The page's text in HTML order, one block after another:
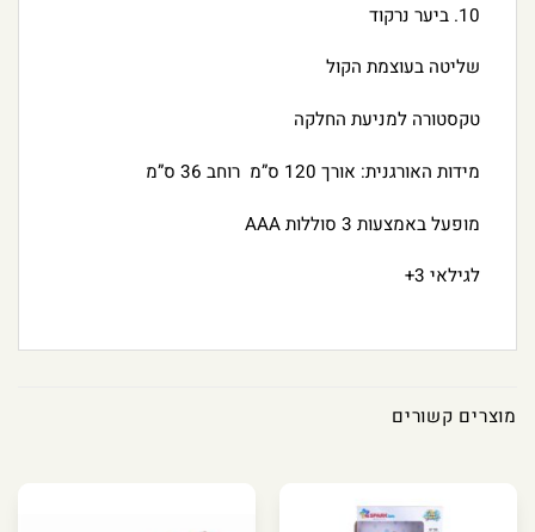
10. ביער נרקוד
שליטה בעוצמת הקול
טקסטורה למניעת החלקה
מידות האורגנית: אורך 120 ס”מ רוחב 36 ס”מ
מופעל באמצעות 3 סוללות AAA
לגילאי 3+
מוצרים קשורים